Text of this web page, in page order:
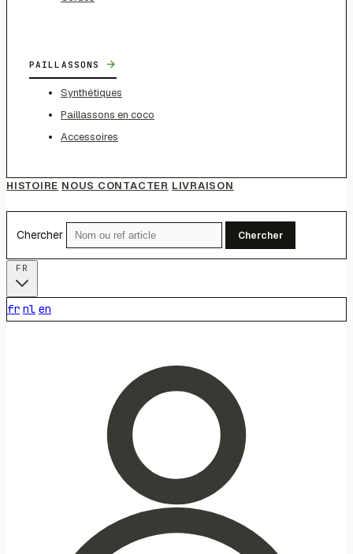
PAILLASSONS →
Synthétiques
Paillassons en coco
Accessoires
HISTOIRE NOUS CONTACTER LIVRAISON
Chercher Chercher
fr nl en